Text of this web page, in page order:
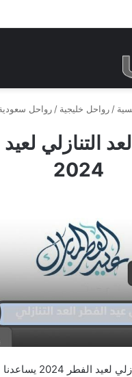
/ رواحل خليجية / رواحل
التنازلي
2024
معرفة موعد العد